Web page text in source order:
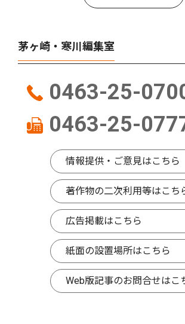
茅ヶ崎・寒川編集室
0463-25-
0463-25-
情報提供・ご意見はこちら
著作物の二次利用等はこち
広告掲載はこちら
紙面の設置場所はこちら
Web版記事のお問合せはこ